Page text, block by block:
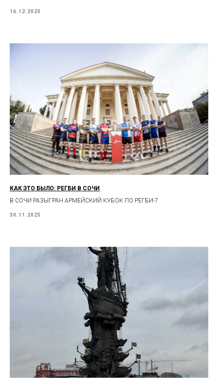
16.12.2025
КАК ЭТО БЫЛО: РЕГБИ В СОЧИ
В СОЧИ РАЗЫГРАН АРМЕЙСКИЙ КУБОК ПО РЕГБИ-7
30.11.2025